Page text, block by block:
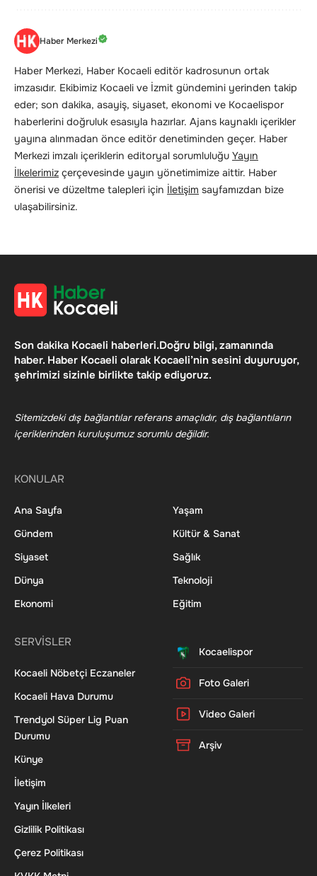
Haber Merkezi
Haber Merkezi, Haber Kocaeli editör kadrosunun ortak
imzasıdır. Ekibimiz Kocaeli ve İzmit gündemini yerinden takip
eder; son dakika, asayiş, siyaset, ekonomi ve Kocaelispor
haberlerini doğruluk esasıyla hazırlar. Ajans kaynaklı içerikler
yayına alınmadan önce editör denetiminden geçer. Haber
Merkezi imzalı içeriklerin editoryal sorumluluğu Yayın
İlkelerimiz çerçevesinde yayın yönetimimize aittir. Haber
önerisi ve düzeltme talepleri için İletişim sayfamızdan bize
ulaşabilirsiniz.
Son dakika Kocaeli haberleri.Doğru bilgi, zamanında
haber. Haber Kocaeli olarak Kocaeli’nin sesini duyuruyor,
şehrimizi sizinle birlikte takip ediyoruz.
Sitemizdeki dış bağlantılar referans amaçlıdır, dış bağlantıların
içeriklerinden kuruluşumuz sorumlu değildir.
KONULAR
Ana Sayfa
Gündem
Siyaset
Dünya
Ekonomi
Yaşam
Kültür & Sanat
Sağlık
Teknoloji
Eğitim
SERVİSLER
Kocaeli Nöbetçi Eczaneler
Kocaeli Hava Durumu
Trendyol Süper Lig Puan
Durumu
Künye
İletişim
Yayın İlkeleri
Gizlilik Politikası
Çerez Politikası
Kocaelispor
Foto Galeri
Video Galeri
Arşiv